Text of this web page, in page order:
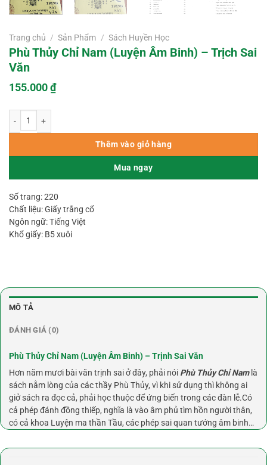
Trang chủ / Sản Phẩm / Sách Huyền Học
Phù Thủy Chỉ Nam (Luyện Âm Binh) – Trịch Sai
Văn
155.000₫
Thêm vào giỏ hàng
Mua ngay
Số trang: 220
Chất liệu: Giấy trắng cổ
Ngôn ngữ: Tiếng Việt
Khổ giấy: B5 xuôi
MÔ TẢ
ĐÁNH GIÁ (0)
Phù Thủy Chỉ Nam (Luyện Âm Binh) – Trịnh Sai Văn
Hơn năm mươi bài văn trịnh sai ở đây, phải nói Phù Thủy Chỉ Namlà
sách nằm lòng của các thầy Phù Thủy, vì khi sử dụng thì không ai
giở sách ra đọc cả, phải học thuộc để ứng biến trong các đàn lễ.Có
cả phép đánh đồng thiếp, nghĩa là vào âm phủ tìm hồn người thân,
có cả khoa Luyện ma thần Tầu, các phép sai quan tướng âm binh…